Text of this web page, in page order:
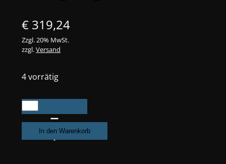
€ 319,24
Zzgl. 20% MwSt.
zzgl.Versand
4 vorrätig
STARCHEM
Fahrbarer
Teilewagen,
Montagewagen
In den Warenkorb